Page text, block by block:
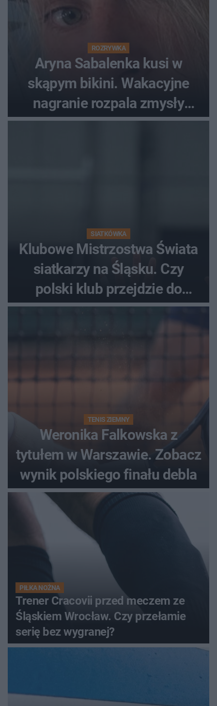
ROZRYWKA
Aryna Sabalenka kusi w
skąpym bikini. Wakacyjne
nagranie rozpala zmysły
fanów
SIATKÓWKA
Klubowe Mistrzostwa Świata
siatkarzy na Śląsku. Czy
polski klub przejdzie do
historii
TENIS ZIEMNY
Weronika Falkowska z
tytułem w Warszawie. Zobacz
wynik polskiego finału debla
PIŁKA NOŻNA
Trener Cracovii przed meczem ze
Śląskiem Wrocław. Czy przełamie
serię bez wygranej?